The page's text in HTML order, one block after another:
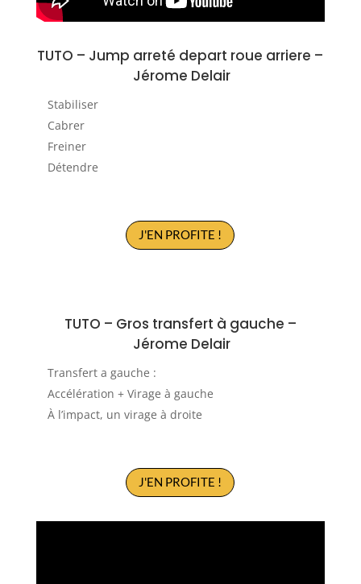
TUTO – Jump arreté depart roue arriere –
Jérome Delair
Stabiliser
Cabrer
Freiner
Détendre
J'EN PROFITE !
TUTO – Gros transfert à gauche –
Jérome Delair
Transfert a gauche :
Accélération + Virage à gauche
À l’impact, un virage à droite
J'EN PROFITE !